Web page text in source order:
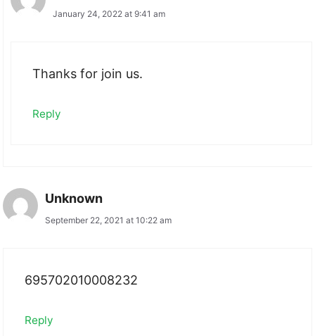
January 24, 2022 at 9:41 am
Thanks for join us.
Reply
Unknown
September 22, 2021 at 10:22 am
695702010008232
Reply